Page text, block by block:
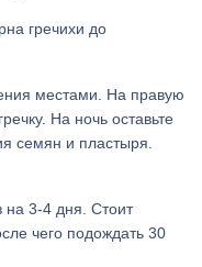
гречихи до
местами. На правую
На ночь оставьте
семян и пластыря.
3-4 дня. Стоит
чего подождать 30